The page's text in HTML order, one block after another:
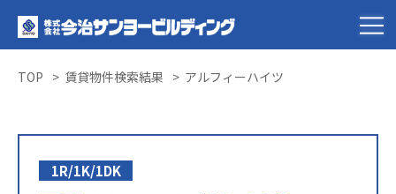
TOP 賃貸物件検索結果 アルフィーハイツ
1R/1K/1DK